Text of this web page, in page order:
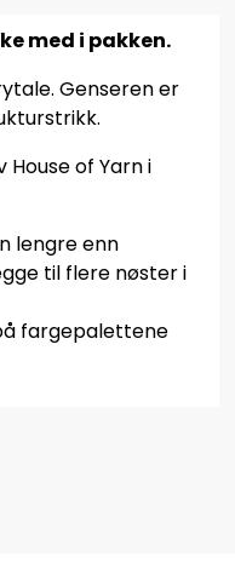
med i pakken.
Genseren er
of Yarn i
lengre enn
til flere nøster i
fargepalettene